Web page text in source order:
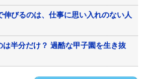
伸びるのは、仕事に思い入れのない人
は半分だけ？ 過酷な甲子園を生き抜